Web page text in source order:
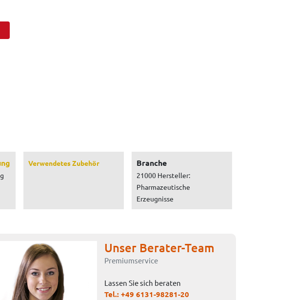
Verwendetes Zubehör Branche
21000 Hersteller:
Pharmazeutische
Erzeugnisse
Unser Berater-Team
Premiumservice
Lassen Sie sich beraten
Tel.: +49 6131-98281-20